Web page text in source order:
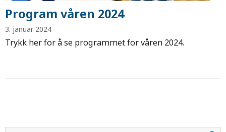
Program våren 2024
3. januar 2024
Trykk her for å se programmet for våren 2024.